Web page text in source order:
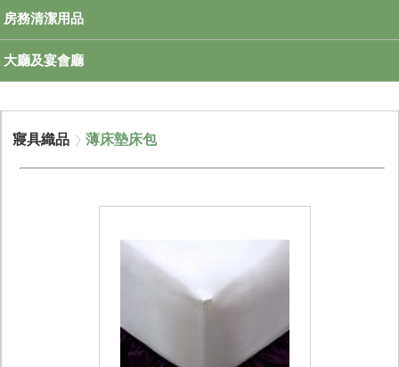
房務清潔用品
大廳及宴會廳
寢具織品 薄床墊床包